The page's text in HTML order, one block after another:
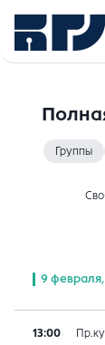
Группы
9
13:00